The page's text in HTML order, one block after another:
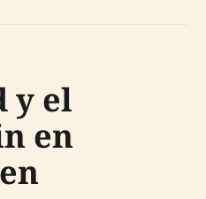
y el
en